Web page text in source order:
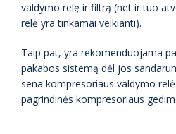
valdymo relę ir filtrą (net ir tuo
relė yra tinkamai veikianti).
Taip pat, yra rekomenduojama
pakabos sistemą dėl jos
sena kompresoriaus valdymo
pagrindinės kompresoriaus